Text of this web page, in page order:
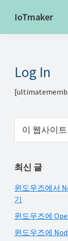
main
primary
footer
IoTmaker
터
에
한
모
것
여
기
서
Log In
Primary
Sidebar
트
색
최신 글
윈도우즈에서
기
윈도우즈에
윈도우즈에